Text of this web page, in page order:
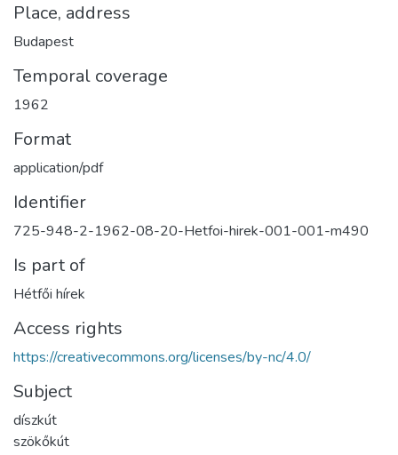
Place, address
Budapest
Temporal coverage
1962
Format
application/pdf
Identifier
725-948-2-1962-08-20-Hetfoi-hirek-001-001-m490
Is part of
Hétfői hírek
Access rights
https://creativecommons.org/licenses/by-nc/4.0/
Subject
díszkút
szökőkút